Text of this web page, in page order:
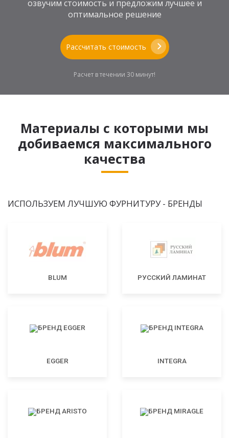
озвучим стоимость и предложим лучшее и
оптимальное решение
Рассчитать стоимость
Расчет в течении 30 минут!
Материалы с которыми мы
добиваемся максимального
качества
ИСПОЛЬЗУЕМ ЛУЧШУЮ ФУРНИТУРУ - БРЕНДЫ
BLUM РУССКИЙ ЛАМИНАТ
EGGER INTEGRA